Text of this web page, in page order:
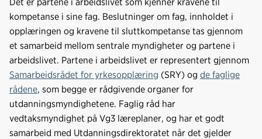
kompetanse i sine fag. Beslutninger om fag, innholdet i
opplæringen og kravene til sluttkompetanse tas gjennom
et samarbeid mellom sentrale myndigheter og partene i
arbeidslivet. Partene i arbeidslivet er representert gjennom
Samarbeidsrådet for yrkesopplæring (SRY) og de faglige
rådene, som begge er rådgivende organer for
utdanningsmyndighetene. Faglig råd har
vedtaksmyndighet på Vg3 læreplaner, og har et godt
samarbeid med Utdanningsdirektoratet når det gjelder